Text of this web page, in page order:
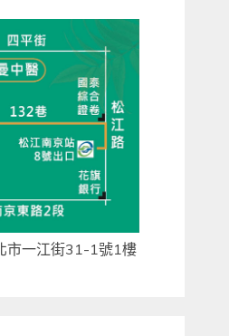
市一江街31-1號1樓